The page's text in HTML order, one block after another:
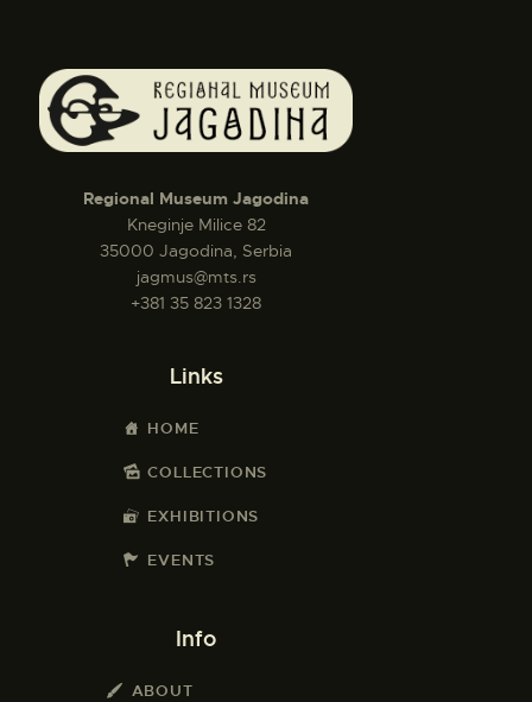
Regional Museum Jagodina
Kneginje Milice 82
35000 Jagodina, Serbia
jagmus@mts.rs
+381 35 823 1328
Links
HOME
COLLECTIONS
EXHIBITIONS
EVENTS
Info
ABOUT